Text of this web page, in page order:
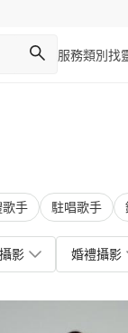
服務類別 找
手 駐唱歌手
影 婚禮攝影